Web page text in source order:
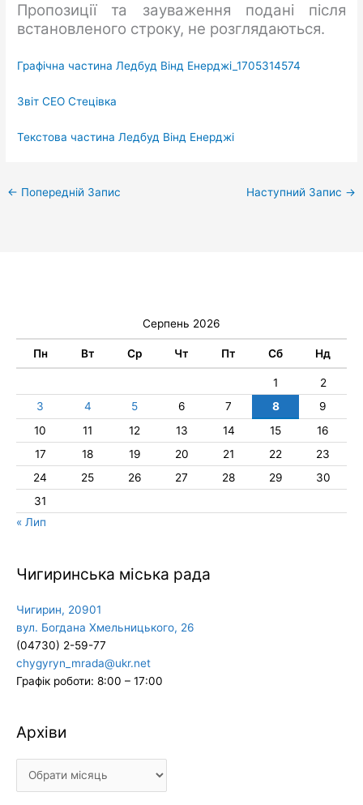
Пропозиції та зауваження подані після
встановленого строку, не розглядаються.
Графічна частина Ледбуд Вінд Енерджі_1705314574
Звіт СЕО Стецівка
Текстова частина Ледбуд Вінд Енерджі
← Попередній Запис Наступний Запис →
Серпень 2026
Пн Вт Ср Чт Пт Сб Нд
1
2
3
4 5 6 7 8
9
10
11 12 13 14 15
16
17
18 19 20 21 22
23
24
25 26 27 28 29
30
31
« Лип
Чигиринська міська рада
Чигирин, 20901
вул. Богдана Хмельницького, 26
(04730) 2-59-77
chygyryn_mrada@ukr.net
Графік роботи: 8:00 – 17:00
Архіви
Архіви